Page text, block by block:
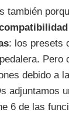
también
: los presets
Pero
debido a
adjuntamos
6 de las